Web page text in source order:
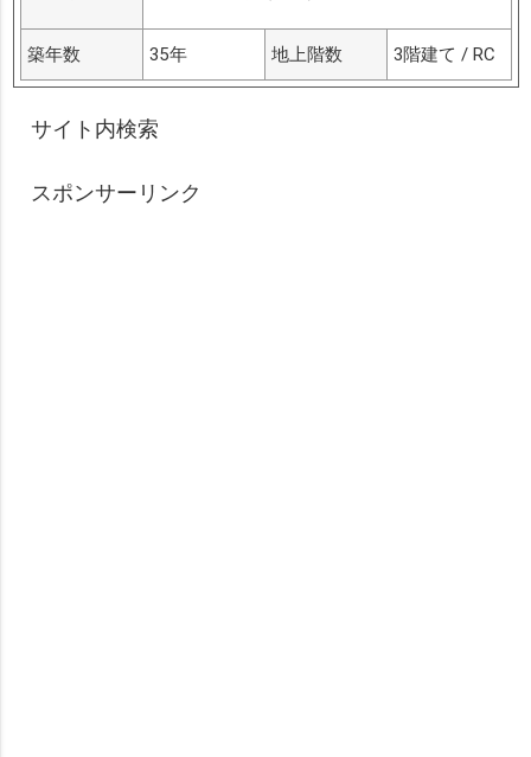
築年数 35年 地上階数 3階建て / RC
サイト内検索
スポンサーリンク